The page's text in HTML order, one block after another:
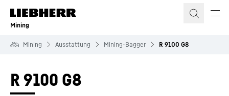
Zum Inhalt springen
Mining
Mining Ausstattung Mining-Bagger R 9100 G8
R 9100 G8